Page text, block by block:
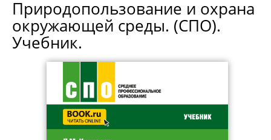
Природопользование и охрана
окружающей среды. (СПО).
Учебник.